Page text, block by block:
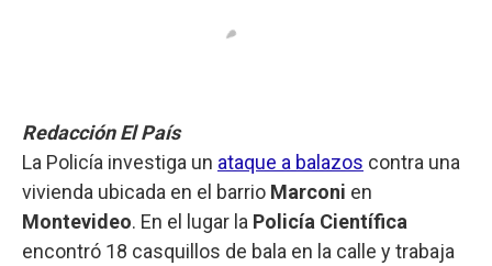
Redacción El País
La Policía investiga un ataque a balazos contra una
vivienda ubicada en el barrio Marconi en
Montevideo. En el lugar la Policía Científica
encontró 18 casquillos de bala en la calle y trabaja